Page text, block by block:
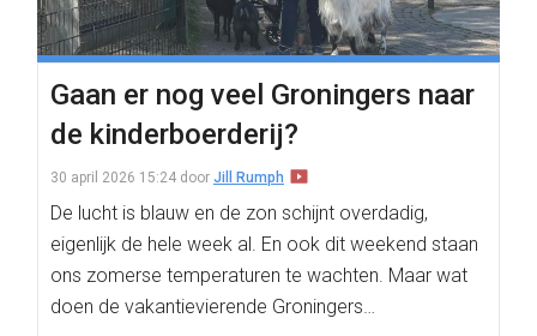
Gaan er nog veel Groningers naar
de kinderboerderij?
30 april 2026 15:24 door Jill Rumph
De lucht is blauw en de zon schijnt overdadig,
eigenlijk de hele week al. En ook dit weekend staan
ons zomerse temperaturen te wachten. Maar wat
doen de vakantievierende Groningers…